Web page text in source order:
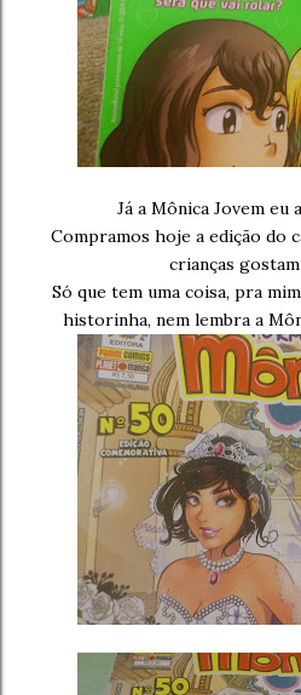
Já a Mônica Jovem eu
Compramos hoje a edição do
crianças
Só que tem uma coisa, pra
historinha, nem lembra a